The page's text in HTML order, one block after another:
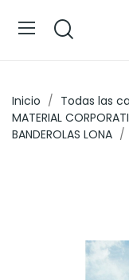
Inicio Todas las
MATERIAL
BANDEROLAS LONA